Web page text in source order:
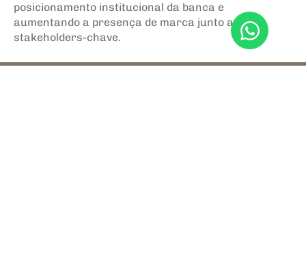
posicionamento institucional da banca e
aumentando a presença de marca junto a
stakeholders-chave.